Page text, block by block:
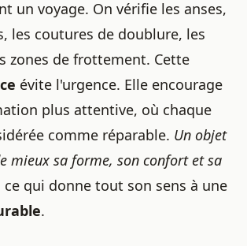
un voyage. On vérifie les anses,
les coutures de doublure, les
zones de frottement. Cette
évite l'urgence. Elle encourage
plus attentive, où chaque
comme réparable. Un objet
mieux sa forme, son confort et sa
ce qui donne tout son sens à une
.